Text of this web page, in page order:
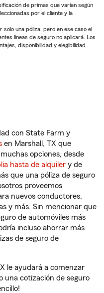
de primas que varían según
por el cliente y la
una póliza, pero en ese caso el
líneas de seguro no aplicará. Los
disponibilidad y elegibilidad
con State Farm y
en Marshall, TX que
opciones, desde
hasta de alquiler y de
que una póliza de seguro
proveemos
nuevos conductores,
y más. Sin mencionar que
de automóviles más
incluso ahorrar más
de seguro de
le ayudará a comenzar
una cotización de seguro